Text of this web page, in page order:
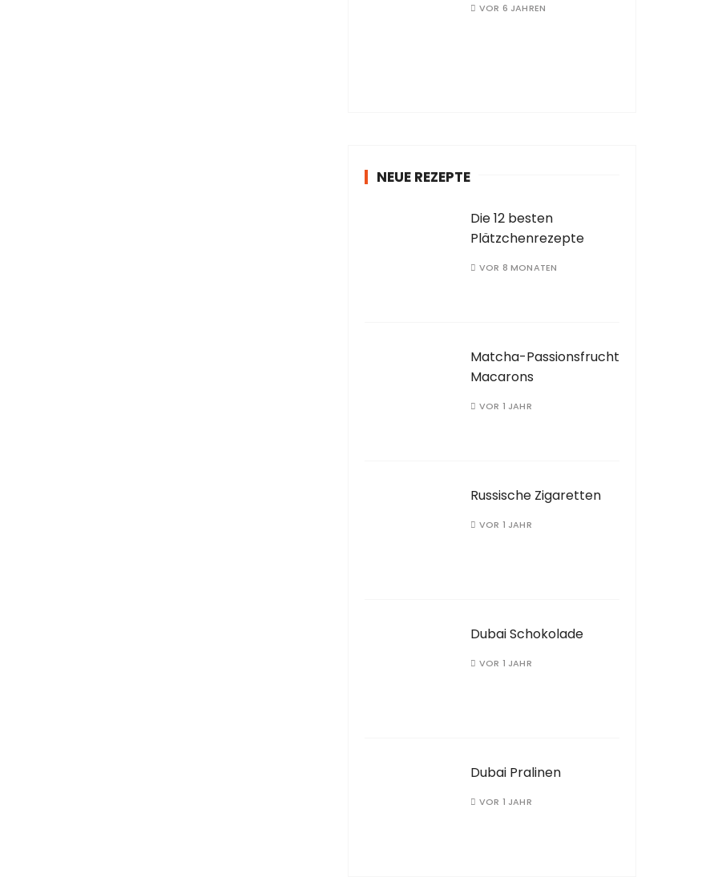
VOR 6 JAHREN
NEUE REZEPTE
Die 12 besten
Plätzchenrezepte
VOR 8 MONATEN
Matcha-Passionsfrucht
Macarons
VOR 1 JAHR
Russische Zigaretten
VOR 1 JAHR
Dubai Schokolade
VOR 1 JAHR
Dubai Pralinen
VOR 1 JAHR